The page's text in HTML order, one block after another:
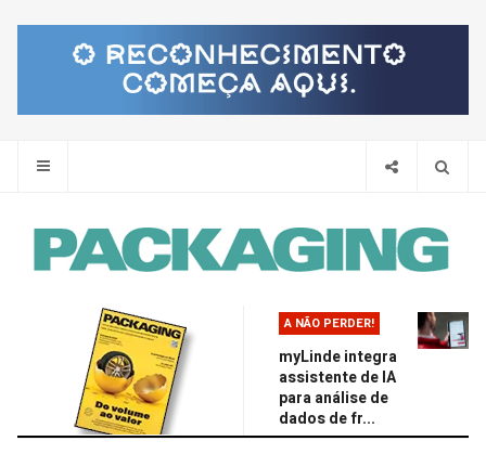
A NÃO PERDER!
myLinde integra
assistente de IA
para análise de
dados de fr...